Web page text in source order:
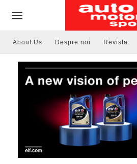
About Us Despre noi Revista